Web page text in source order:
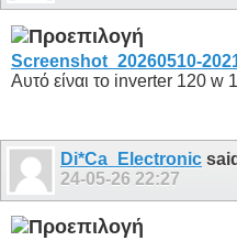
Screenshot_20260510-
Αυτό είναι το inverter 120 w
Di*Ca_Electronic
24-05-26 22:27